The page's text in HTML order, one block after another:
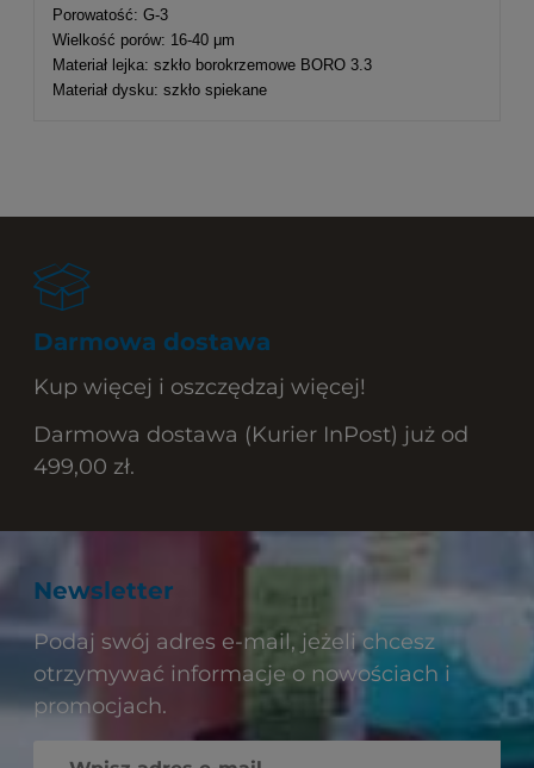
Porowatość: G-3
Wielkość porów: 16-40 μm
Materiał lejka: szkło borokrzemowe BORO 3.3
Materiał dysku: szkło spiekane
Darmowa dostawa
Kup więcej i oszczędzaj więcej!
Darmowa dostawa (Kurier InPost) już od
499,00 zł.
Newsletter
Podaj swój adres e-mail, jeżeli chcesz
otrzymywać informacje o nowościach i
promocjach.